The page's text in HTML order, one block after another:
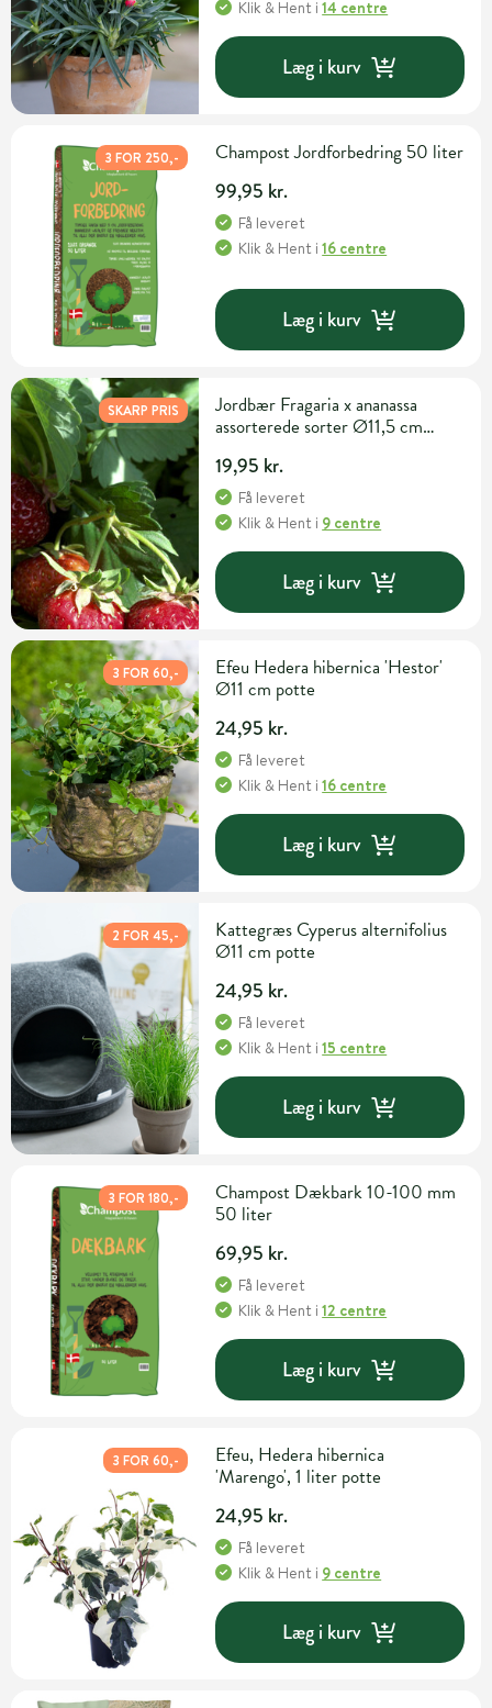
Klik & Hent i14 centre
Læg i kurv
3 FOR 250,- Champost Jordforbedring 50 liter
99,95 kr.
Få leveret
Klik & Hent i16 centre
Læg i kurv
SKARP PRIS
Jordbær Fragaria x ananassa
assorterede sorter Ø11,5 cm
19,95 kr.
Få leveret
Klik & Hent i 9 centre
Læg i kurv
3 FOR 60,-
Efeu Hedera hibernica 'Hestor'
Ø11 cm potte
24,95 kr.
Få leveret
Klik & Hent i16 centre
Læg i kurv
2 FOR 45,-
Kattegræs Cyperus alternifolius
Ø11 cm potte
24,95 kr.
Få leveret
Klik & Hent i15 centre
Læg i kurv
3 FOR 180,-
Champost Dækbark 10-100 mm
50 liter
69,95 kr.
Få leveret
Klik & Hent i12 centre
Læg i kurv
3 FOR 60,-
Efeu, Hedera hibernica
'Marengo', 1 liter potte
24,95 kr.
Få leveret
Klik & Hent i 9 centre
Læg i kurv